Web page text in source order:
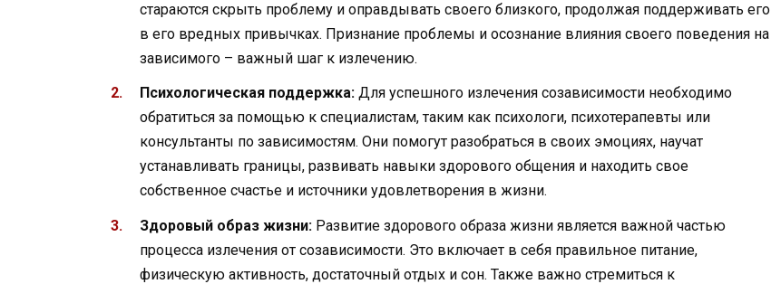
стараются скрыть проблему и оправдывать своего близкого, продолжая поддерживать его
в его вредных привычках. Признание проблемы и осознание влияния своего поведения на
зависимого – важный шаг к излечению.
Психологическая поддержка: Для успешного излечения созависимости необходимо
обратиться за помощью к специалистам, таким как психологи, психотерапевты или
консультанты по зависимостям. Они помогут разобраться в своих эмоциях, научат
устанавливать границы, развивать навыки здорового общения и находить свое
собственное счастье и источники удовлетворения в жизни.
Здоровый образ жизни: Развитие здорового образа жизни является важной частью
процесса излечения от созависимости. Это включает в себя правильное питание,
физическую активность, достаточный отдых и сон. Также важно стремиться к